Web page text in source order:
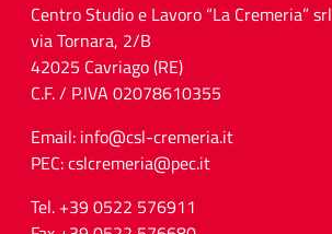
Centro Studio e Lavoro “La Cremeria” srl
via Tornara, 2/B
42025 Cavriago (RE)
C.F. / P.IVA 02078610355
Email: info@csl-cremeria.it
PEC: cslcremeria@pec.it
Tel. +39 0522 576911